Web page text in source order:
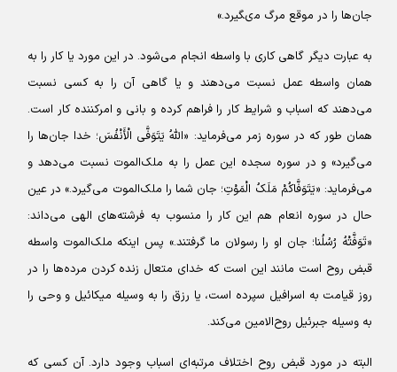
جان‌ها را در موقع مرگ مى‏گیرد.»
به عبارت دیگر گاهی کاری با واسطه انجام می‌شود. در این مورد یا کار را به
همان واسطه عمل نسبت می‌دهند و یا گاهی آن را به کسی نسبت
می‌دهند که اسباب و شرایط کار را فراهم کرده و بانی و امرکننده کار است.
همان طور که در سوره زمر می‌فرماید: «اللَّهُ یَتَوَفَّى الْأَنْفُسَ؛ خدا جان‌ها را
می‌گیرد» و در سوره سجده این عمل را به ملک‌الموت نسبت می‌دهد و
می‌فرماید: «یَتَوَفَّاکُمْ مَلَکُ الْمَوْتِ؛ جان شما را ملک‌الموت می‌گیرد.» در عین
حال در سوره انعام هم این کار را منسوب به فرشته‌های الهی می‌داند:
«تَوَفَّتْهُ رُسُلُنا؛ جان او را رسولان ما گرفتند.» پس اینکه ملک‌الموت واسطه
قبض روح است مانند این است که خدای متعال زنده کردن مرده‌ها را در
روز قیامت به اسرافیل سپرده است، یا رزق را به وسیله میکائیل و وحی را
به وسیله جبرئیل روح‌الامین می‌کند.
البته در مورد قبض روح اختلاف مرتبه‌ای اسباب وجود دارد. آن کسی که